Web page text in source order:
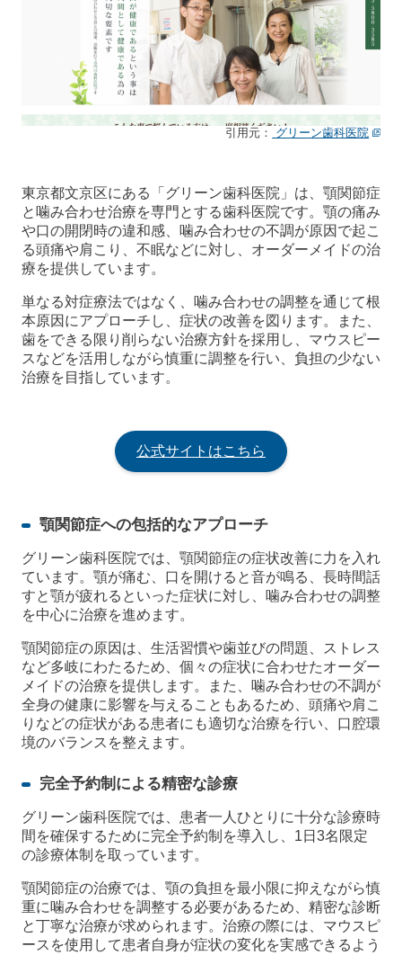
引用元： グリーン歯科医院
東京都文京区にある「グリーン歯科医院」は、顎関節症
と噛み合わせ治療を専門とする歯科医院です。顎の痛み
や口の開閉時の違和感、噛み合わせの不調が原因で起こ
る頭痛や肩こり、不眠などに対し、オーダーメイドの治
療を提供しています。
単なる対症療法ではなく、噛み合わせの調整を通じて根
本原因にアプローチし、症状の改善を図ります。また、
歯をできる限り削らない治療方針を採用し、マウスピー
スなどを活用しながら慎重に調整を行い、負担の少ない
治療を目指しています。
公式サイトはこちら
顎関節症への包括的なアプローチ
グリーン歯科医院では、顎関節症の症状改善に力を入れ
ています。顎が痛む、口を開けると音が鳴る、長時間話
すと顎が疲れるといった症状に対し、噛み合わせの調整
を中心に治療を進めます。
顎関節症の原因は、生活習慣や歯並びの問題、ストレス
など多岐にわたるため、個々の症状に合わせたオーダー
メイドの治療を提供します。また、噛み合わせの不調が
全身の健康に影響を与えることもあるため、頭痛や肩こ
りなどの症状がある患者にも適切な治療を行い、口腔環
境のバランスを整えます。
完全予約制による精密な診療
グリーン歯科医院では、患者一人ひとりに十分な診療時
間を確保するために完全予約制を導入し、1日3名限定
の診療体制を取っています。
顎関節症の治療では、顎の負担を最小限に抑えながら慎
重に噛み合わせを調整する必要があるため、精密な診断
と丁寧な治療が求められます。治療の際には、マウスピ
ースを使用して患者自身が症状の変化を実感できるよう